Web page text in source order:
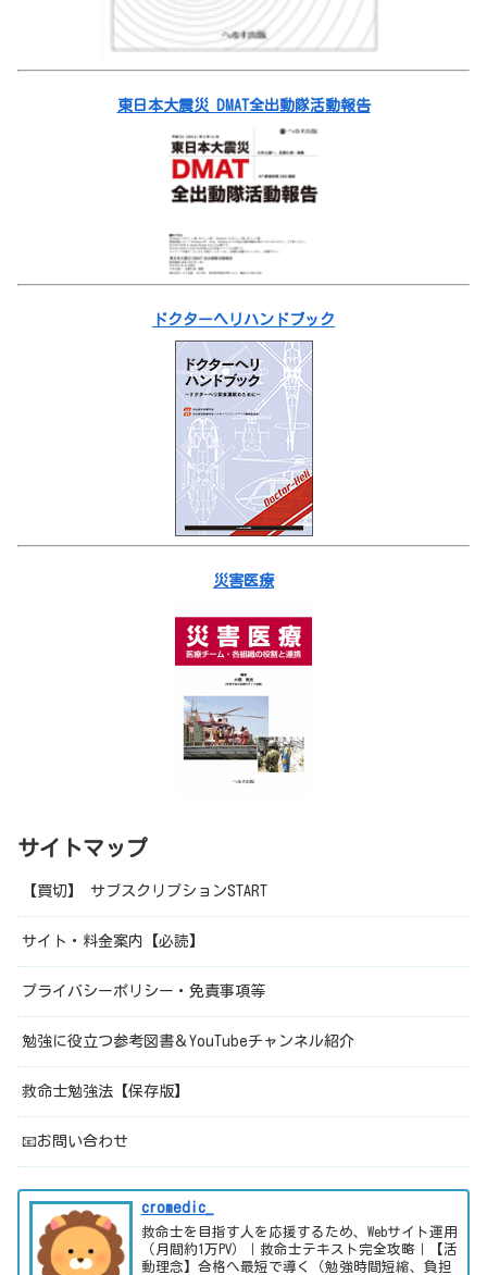
東日本大震災 DMAT全出動隊活動報告
ドクターヘリハンドブック
災害医療
サイトマップ
【買切】 サブスクリプションSTART
サイト・料金案内【必読】
プライバシーポリシー・免責事項等
勉強に役立つ参考図書＆YouTubeチャンネル紹介
救命士勉強法【保存版】
📧お問い合わせ
cromedic_
救命士を目指す人を応援するため、Webサイト運用
（月間約1万PV）｜救命士テキスト完全攻略｜【活
動理念】合格へ最短で導く（勉強時間短縮、負担